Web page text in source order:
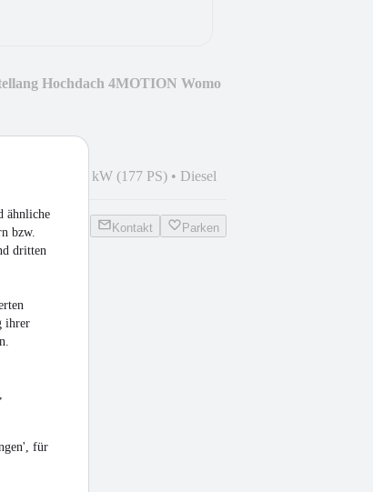
ähnliche
bzw.
dritten
ihrer
für
Hochdach 4MOTION Womo
130 kW (177 PS) • Diesel
Kontakt Parken